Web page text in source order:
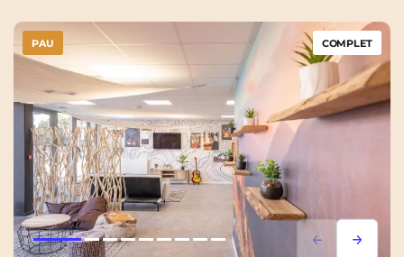
Lorem ipsum
Lorem
PAU COMPLET